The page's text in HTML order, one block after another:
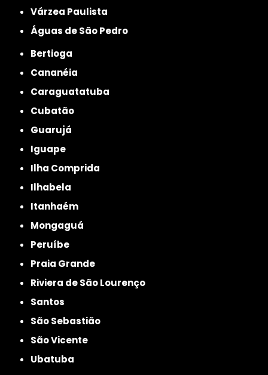
Várzea Paulista
Águas de São Pedro
Bertioga
Cananéia
Caraguatatuba
Cubatão
Guarujá
Iguape
Ilha Comprida
Ilhabela
Itanhaém
Mongaguá
Peruíbe
Praia Grande
Riviera de São Lourenço
Santos
São Sebastião
São Vicente
Ubatuba